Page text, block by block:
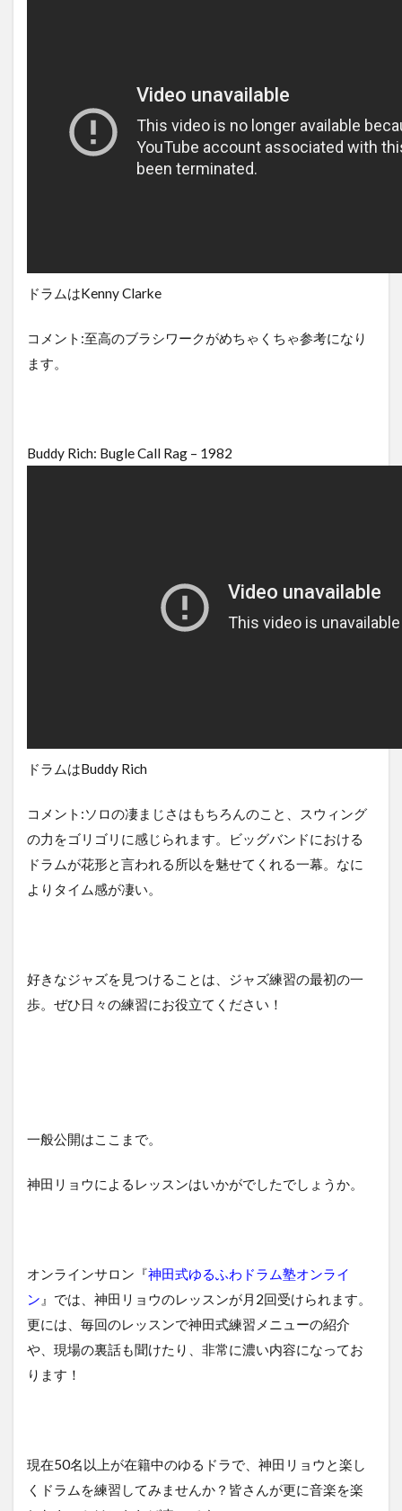
ドラムはKenny Clarke
コメント:至高のブラシワークがめちゃくちゃ参考になり
ます。
Buddy Rich: Bugle Call Rag – 1982
ドラムはBuddy Rich
コメント:ソロの凄まじさはもちろんのこと、スウィング
の力をゴリゴリに感じられます。ビッグバンドにおける
ドラムが花形と言われる所以を魅せてくれる一幕。なに
よりタイム感が凄い。
好きなジャズを見つけることは、ジャズ練習の最初の一
歩。ぜひ日々の練習にお役立てください！
一般公開はここまで。
神田リョウによるレッスンはいかがでしたでしょうか。
オンラインサロン『神田式ゆるふわドラム塾オンライ
ン 』では、神田リョウのレッスンが月2回受けられます。
更には、毎回のレッスンで神田式練習メニューの紹介
や、現場の裏話も聞けたり、非常に濃い内容になってお
ります！
現在50名以上が在籍中のゆるドラで、神田リョウと楽し
くドラムを練習してみませんか？皆さんが更に音楽を楽